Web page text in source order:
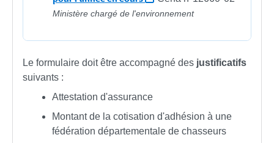
Ministère chargé de l'environnement
Le formulaire doit être accompagné des justificatifs
suivants :
Attestation d'assurance
Montant de la cotisation d'adhésion à une
fédération départementale de chasseurs